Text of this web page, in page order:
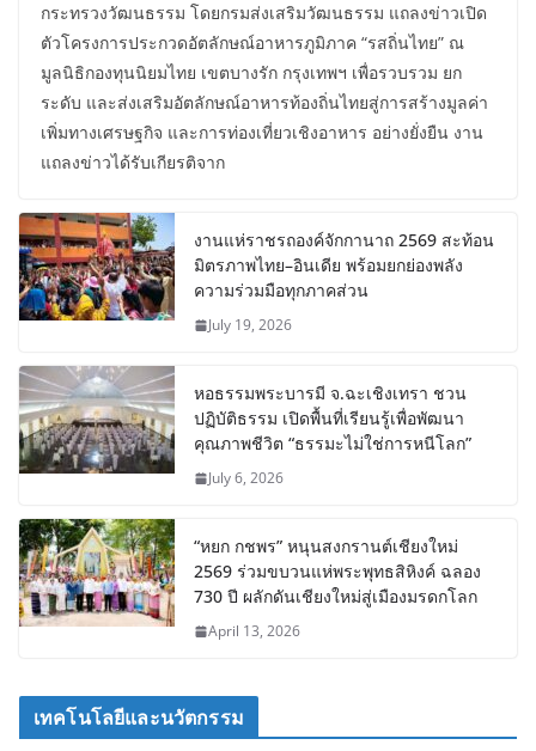
กระทรวงวัฒนธรรม โดยกรมส่งเสริมวัฒนธรรม แถลงข่าวเปิด
ตัวโครงการประกวดอัตลักษณ์อาหารภูมิภาค “รสถิ่นไทย” ณ
มูลนิธิกองทุนนิยมไทย เขตบางรัก กรุงเทพฯ เพื่อรวบรวม ยก
ระดับ และส่งเสริมอัตลักษณ์อาหารท้องถิ่นไทยสู่การสร้างมูลค่า
เพิ่มทางเศรษฐกิจ และการท่องเที่ยวเชิงอาหาร อย่างยั่งยืน งาน
แถลงข่าวได้รับเกียรติจาก
งานแห่ราชรถองค์จักกานาถ 2569 สะท้อน
มิตรภาพไทย–อินเดีย พร้อมยกย่องพลัง
ความร่วมมือทุกภาคส่วน
July 19, 2026
หอธรรมพระบารมี จ.ฉะเชิงเทรา ชวน
ปฏิบัติธรรม เปิดพื้นที่เรียนรู้เพื่อพัฒนา
คุณภาพชีวิต “ธรรมะไม่ใช่การหนีโลก”
July 6, 2026
“หยก กชพร” หนุนสงกรานต์เชียงใหม่
2569 ร่วมขบวนแห่พระพุทธสิหิงค์ ฉลอง
730 ปี ผลักดันเชียงใหม่สู่เมืองมรดกโลก
April 13, 2026
เทคโนโลยีและนวัตกรรม